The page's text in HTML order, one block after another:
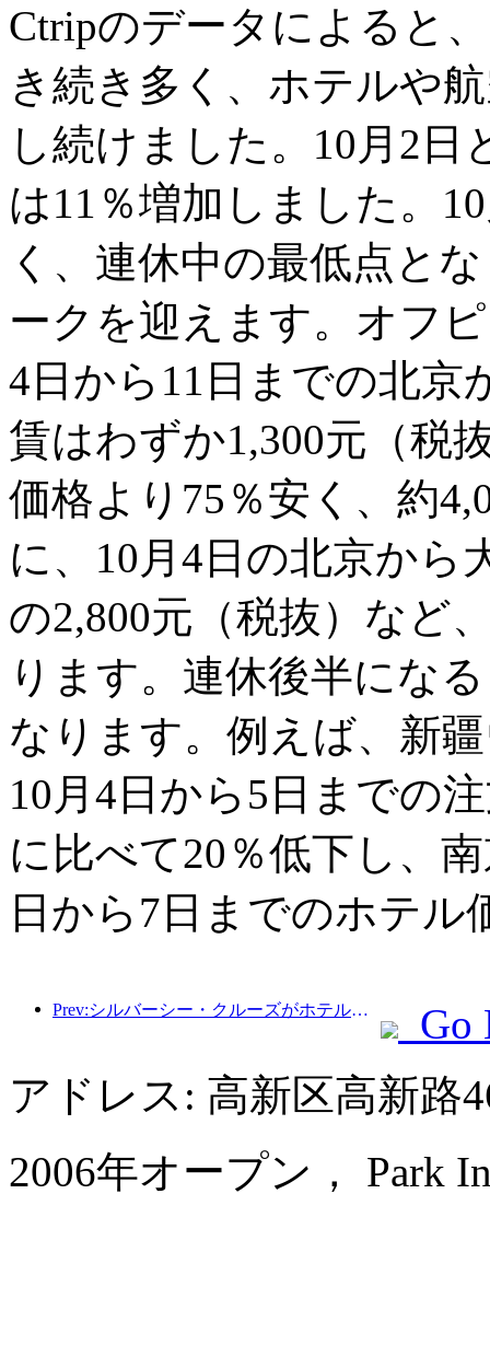
Ctripのデータによると
き続き多く、ホテルや
し続けました。10月2日
は11％増加しました。
く、連休中の最低点と
ークを迎えます。オフ
4日から11日までの北京
賃はわずか1,300元（税
価格より75％安く、約
に、10月4日の北京から
の2,800元（税抜）など
ります。連休後半にな
なります。例えば、新
10月4日から5日までの
に比べて20％低下し、
日から7日までのホテル
Prev:シルバーシー・クルーズがホテル業界に拡大
Go
アドレス: 高新区高新路
2006年オープン， Park